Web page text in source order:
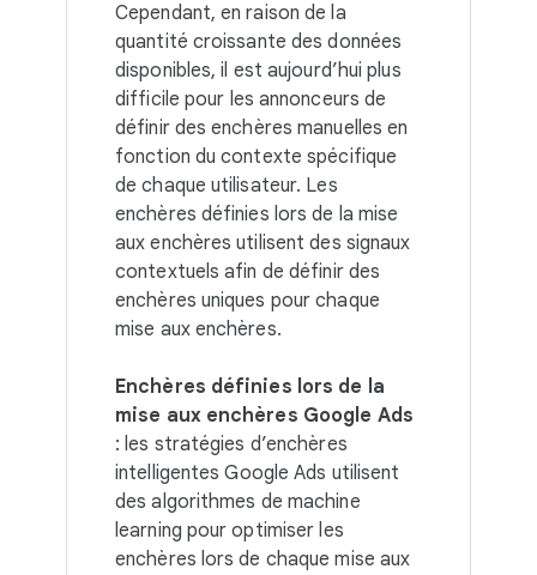
Cependant, en raison de la
quantité croissante des données
disponibles, il est aujourd’hui plus
difficile pour les annonceurs de
définir des enchères manuelles en
fonction du contexte spécifique
de chaque utilisateur. Les
enchères définies lors de la mise
aux enchères utilisent des signaux
contextuels afin de définir des
enchères uniques pour chaque
mise aux enchères.
Enchères définies lors de la
mise aux enchères Google Ads
: les stratégies d’enchères
intelligentes Google Ads utilisent
des algorithmes de machine
learning pour optimiser les
enchères lors de chaque mise aux